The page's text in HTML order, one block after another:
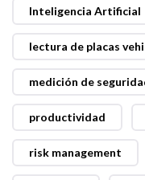
Inteligencia Artificial
lectura de placas
medición de
productividad
risk management